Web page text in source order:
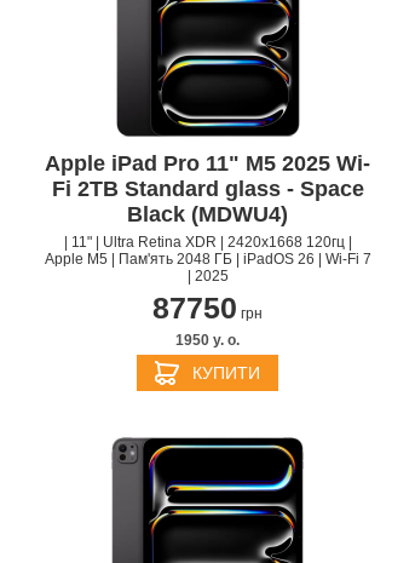
Apple iPad Pro 11" M5 2025 Wi-
Fi 2TB Standard glass - Space
Black (MDWU4)
| 11" | Ultra Retina XDR | 2420x1668 120гц |
Apple M5 | Пам'ять 2048 ГБ | iPadOS 26 | Wi-Fi 7
| 2025
87750 грн
1950 y. о.
КУПИТИ